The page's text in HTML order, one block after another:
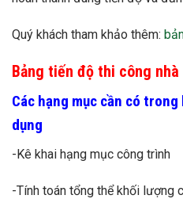
Quý khách tham khảo thêm:
Bảng tiến độ thi công nhà
Các hạng mục cần có
dụng
-Kê khai hạng mục công trình
-Tính toán tổng thể khối lượng